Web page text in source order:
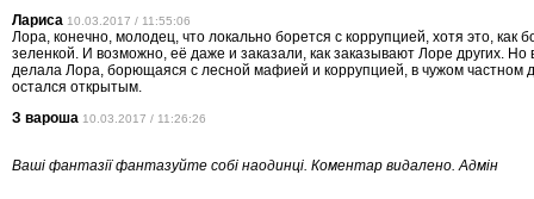
Лариса 10.03.2017 / 11:55:06
Лора, конечно, молодец, что локально борется с коррупцией, хотя это, как
зеленкой. И возможно, её даже и заказали, как заказывают Лоре других. Но
делала Лора, борющаяся с лесной мафией и коррупцией, в чужом частном
остался открытым.
З вароша 10.03.2017 / 11:26:26
Ваші фантазії фантазуйте собі наодинці. Коментар видалено. Адмін